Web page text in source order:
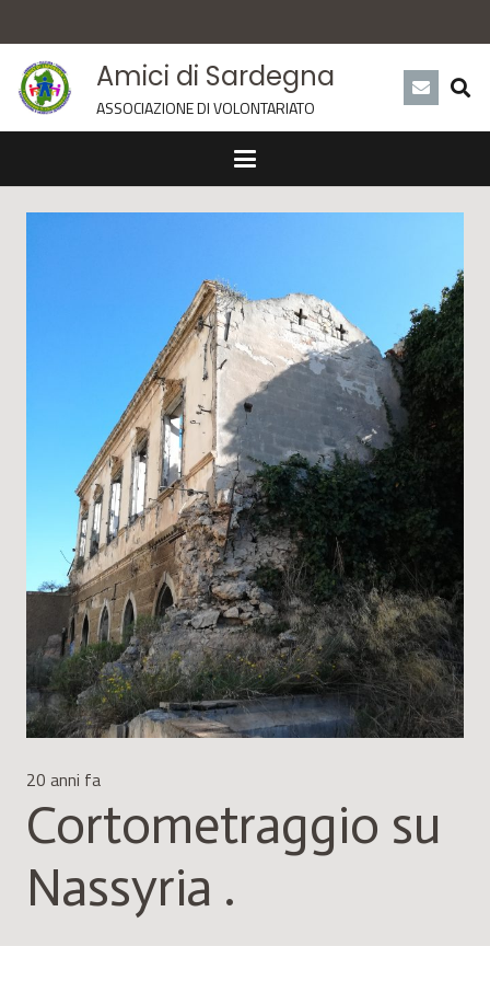
Amici di Sardegna
ASSOCIAZIONE DI VOLONTARIATO
20 anni fa
Cortometraggio su
Nassyria .